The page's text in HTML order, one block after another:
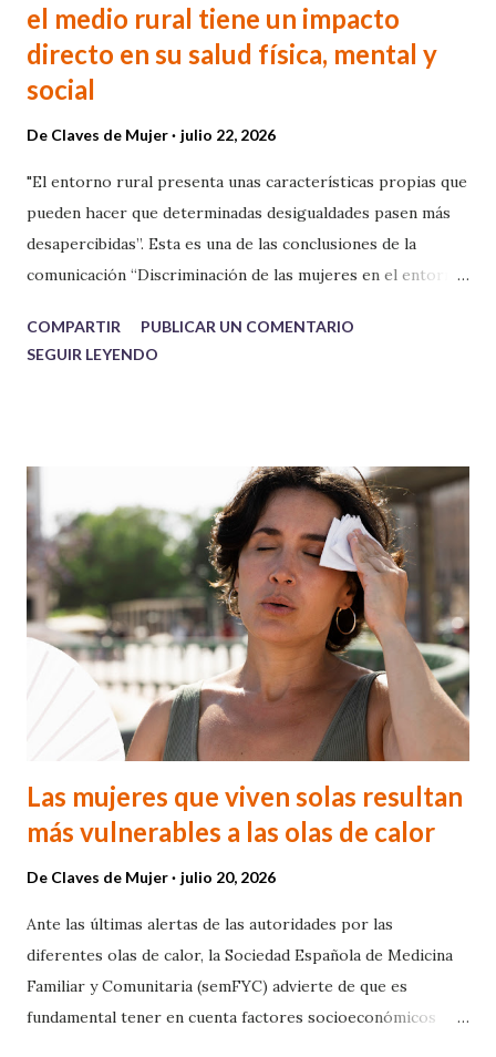
el medio rural tiene un impacto
directo en su salud física, mental y
social
De Claves de Mujer julio 22, 2026
"El entorno rural presenta unas características propias que
pueden hacer que determinadas desigualdades pasen más
desapercibidas”. Esta es una de las conclusiones de la
comunicación “Discriminación de las mujeres en el entorno
Congreso Nacional de la Sociedad Española de Médicos
COMPARTIR
PUBLICAR UN COMENTARIO
SEGUIR LEYENDO
Las mujeres que viven solas resultan
más vulnerables a las olas de calor
De Claves de Mujer julio 20, 2026
Ante las últimas alertas de las autoridades por las
diferentes olas de calor, la Sociedad Española de Medicina
Familiar y Comunitaria (semFYC) advierte de que es
fundamental tener en cuenta factores socioeconómicos